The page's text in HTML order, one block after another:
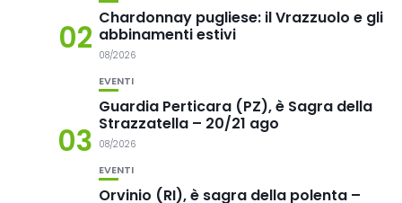
02
Chardonnay pugliese: il Vrazzuolo e gli
abbinamenti estivi
08/2026
03
EVENTI
Guardia Perticara (PZ), è Sagra della
Strazzatella – 20/21 ago
08/2026
EVENTI
Orvinio (RI), è sagra della polenta –